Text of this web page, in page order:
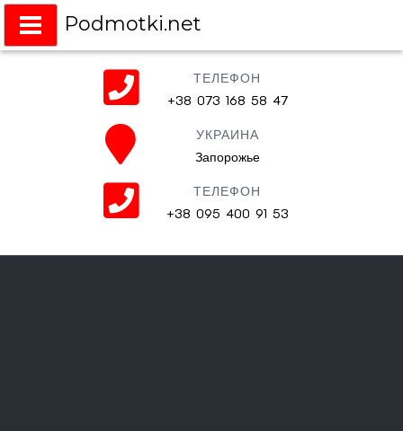
Podmotki.net
Подмотки на любое авто
ТЕЛЕФОН
+38 073 168 58 47
УКРАИНА
Запорожье
ТЕЛЕФОН
+38 095 400 91 53